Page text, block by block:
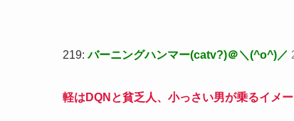
219: バーニングハンマー(catv?)＠＼(^o^)／
軽はDQNと貧乏人、小っさい男が乗るイメ